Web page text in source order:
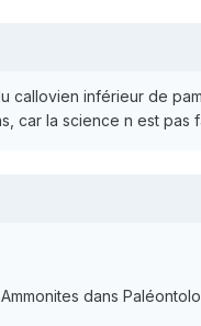
callovien inférieur de
car la science n est pas
dans